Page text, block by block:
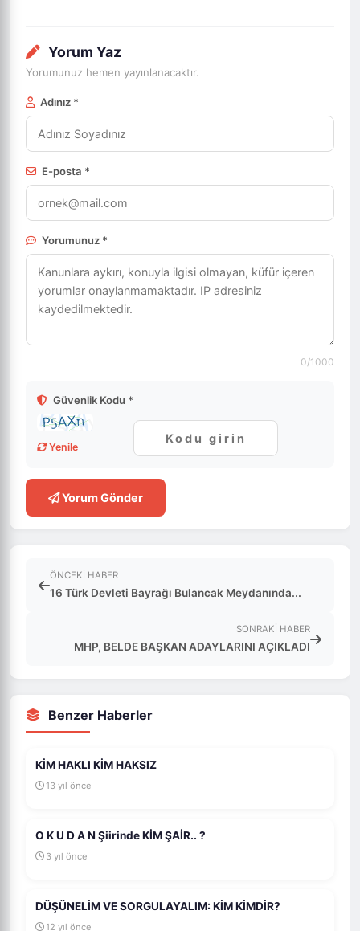
Yorum Yaz
Yorumunuz hemen yayınlanacaktır.
Adınız *
E-posta *
Yorumunuz *
0/1000
Güvenlik Kodu *
Yenile
Yorum Gönder
ÖNCEKI HABER
16 Türk Devleti Bayrağı Bulancak Meydanında...
SONRAKI HABER
MHP, BELDE BAŞKAN ADAYLARINI AÇIKLADI
Benzer Haberler
KİM HAKLI KİM HAKSIZ
13 yıl önce
O K U D A N Şiirinde KİM ŞAİR.. ?
3 yıl önce
DÜŞÜNELİM VE SORGULAYALIM: KİM KİMDİR?
12 yıl önce